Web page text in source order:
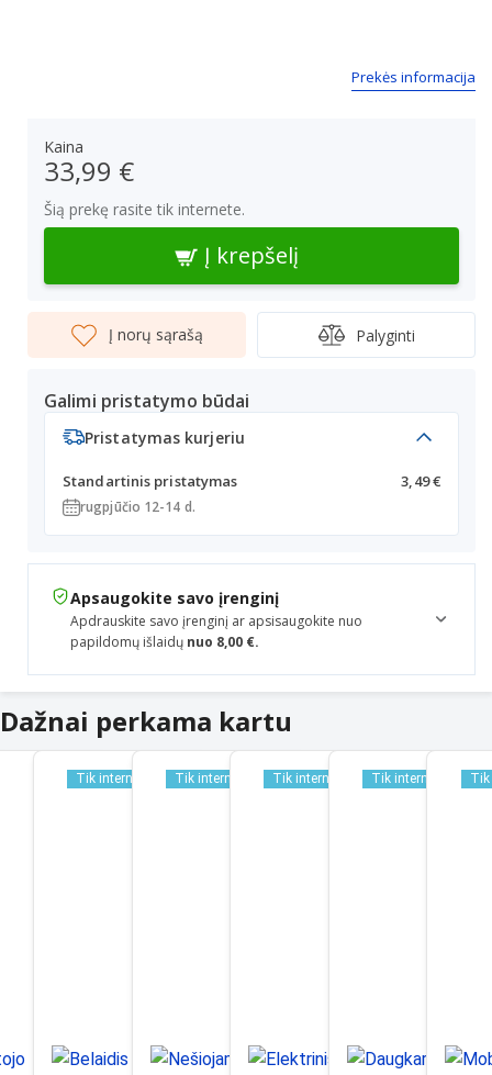
Prekės informacija
Kaina
33,99 €
Šią prekę rasite tik internete.
Į krepšelį
Į norų sąrašą Palyginti
Galimi pristatymo būdai
Pristatymas kurjeriu
Standartinis pristatymas 3,49 €
rugpjūčio 12-14 d.
Apsaugokite savo įrenginį
Apdrauskite savo įrenginį ar apsisaugokite nuo
papildomų išlaidų nuo 8,00 €.
Dažnai perkama kartu
Tik internetu Tik internetu Tik internetu Tik internetu Tik